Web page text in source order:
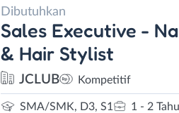
Dibutuhkan
Sales Executive -
& Hair Stylist
JCLUB Kompetitif
SMA/SMK, D3, S1 1 - 2